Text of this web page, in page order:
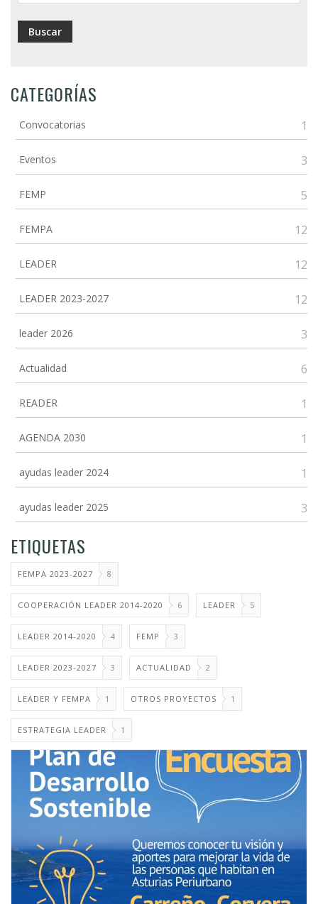
CATEGORÍAS
Convocatorias 1
Eventos 3
FEMP 5
FEMPA 12
LEADER 12
LEADER 2023-2027 12
leader 2026 3
Actualidad 6
READER 1
AGENDA 2030 1
ayudas leader 2024 1
ayudas leader 2025 3
ETIQUETAS
FEMPA 2023-2027 8
COOPERACIÓN LEADER 2014-2020 6 LEADER 5
LEADER 2014-2020 4 FEMP 3
LEADER 2023-2027 3 ACTUALIDAD 2
LEADER Y FEMPA 1 OTROS PROYECTOS 1
ESTRATEGIA LEADER 1